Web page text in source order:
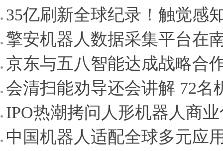
35亿刷新全球纪录！触觉感
擎安机器人数据采集平台在
京东与五八智能达成战略合
会清扫能劝导还会讲解 72名
IPO热潮拷问人形机器人商
中国机器人适配全球多元应